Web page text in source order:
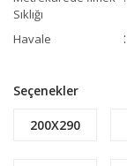
Sıklığı
Havale
Seçenekler
200X290